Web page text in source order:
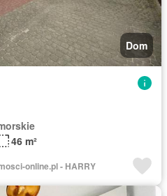
Dom
46 m²
online.pl - HARRY